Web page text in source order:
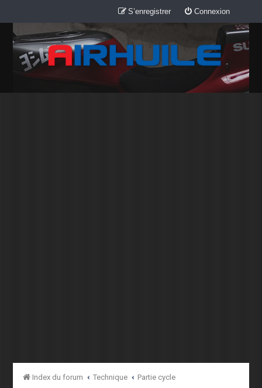
Connexion
S’enregistrer
Index du forum Technique Partie cycle